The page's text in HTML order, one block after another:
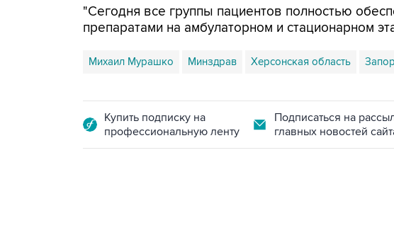
"Сегодня все группы пациентов полностью
препаратами на амбулаторном и стационарном
Михаил Мурашко Минздрав Херсонская область
Купить подписку на
профессиональную ленту
Подписаться на
главных новостей